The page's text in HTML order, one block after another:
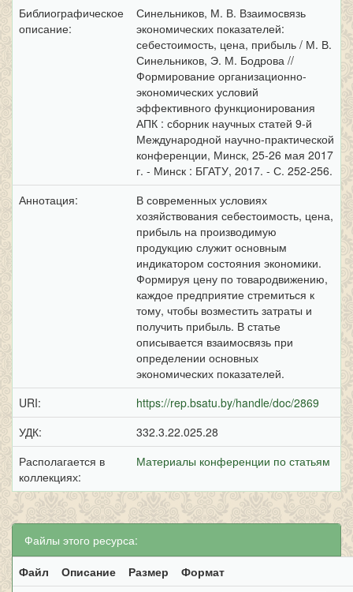
Библиографическое
описание:
Синельников, М. В. Взаимосвязь
экономических показателей:
себестоимость, цена, прибыль / М. В.
Синельников, Э. М. Бодрова //
Формирование организационно-
экономических условий
эффективного функционирования
АПК : сборник научных статей 9-й
Международной научно-практической
конференции, Минск, 25-26 мая 2017
г. - Минск : БГАТУ, 2017. - С. 252-256.
Аннотация:
В современных условиях
хозяйствования себестоимость, цена,
прибыль на производимую
продукцию служит основным
индикатором состояния экономики.
Формируя цену по товародвижению,
каждое предприятие стремиться к
тому, чтобы возместить затраты и
получить прибыль. В статье
описывается взаимосвязь при
определении основных
экономических показателей.
URI:
https://rep.bsatu.by/handle/doc/2869
УДК:
332.3.22.025.28
Располагается в
коллекциях:
Материалы конференции по статьям
Файлы этого ресурса:
Файл
Описание Размер
Формат